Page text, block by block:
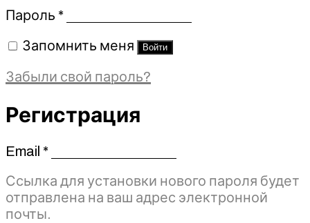
Пароль *Обязательно
Запомнить меня Войти
Забыли свой пароль?
Регистрация
Email *Обязательно
Ссылка для установки нового пароля будет
отправлена ​​на ваш адрес электронной
почты.